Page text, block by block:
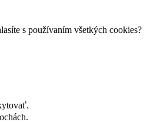
s používaním všetkých cookies?